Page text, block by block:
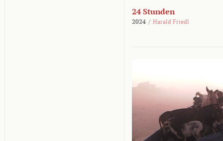
24 Stunden
2024 / Harald Friedl